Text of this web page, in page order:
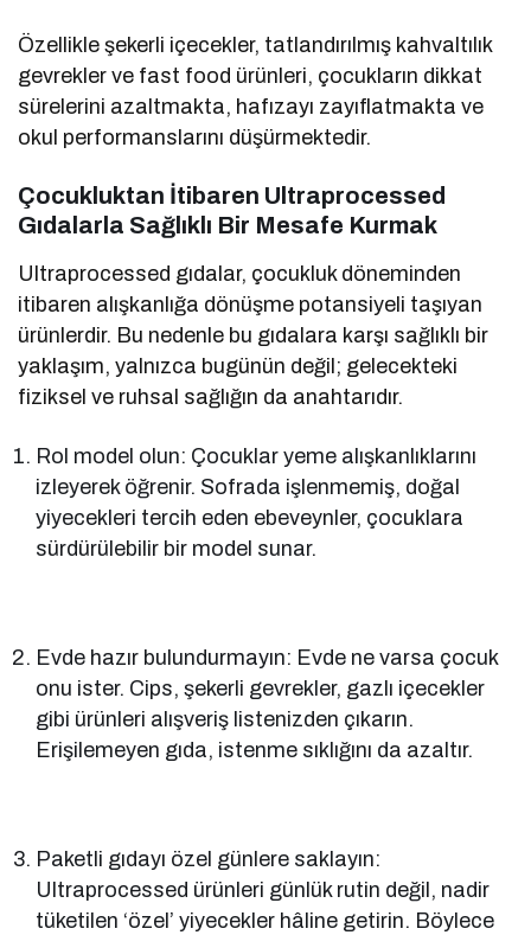
Özellikle şekerli içecekler, tatlandırılmış kahvaltılık
gevrekler ve fast food ürünleri, çocukların dikkat
sürelerini azaltmakta, hafızayı zayıflatmakta ve
okul performanslarını düşürmektedir.
Çocukluktan İtibaren Ultraprocessed
Gıdalarla Sağlıklı Bir Mesafe Kurmak
Ultraprocessed gıdalar, çocukluk döneminden
itibaren alışkanlığa dönüşme potansiyeli taşıyan
ürünlerdir. Bu nedenle bu gıdalara karşı sağlıklı bir
yaklaşım, yalnızca bugünün değil; gelecekteki
fiziksel ve ruhsal sağlığın da anahtarıdır.
Rol model olun: Çocuklar yeme alışkanlıklarını
izleyerek öğrenir. Sofrada işlenmemiş, doğal
yiyecekleri tercih eden ebeveynler, çocuklara
sürdürülebilir bir model sunar.
Evde hazır bulundurmayın: Evde ne varsa çocuk
onu ister. Cips, şekerli gevrekler, gazlı içecekler
gibi ürünleri alışveriş listenizden çıkarın.
Erişilemeyen gıda, istenme sıklığını da azaltır.
Paketli gıdayı özel günlere saklayın:
Ultraprocessed ürünleri günlük rutin değil, nadir
tüketilen ‘özel’ yiyecekler hâline getirin. Böylece